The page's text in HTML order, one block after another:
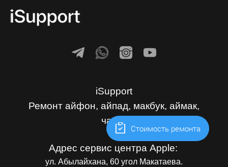
iSupport
Ремонт айфон, айпад, макбук, аймак,
часы.
Адрес сервис центра Apple:
ул. Абылайхана, 60 угол Макатаева.
Cтоимость ремонта